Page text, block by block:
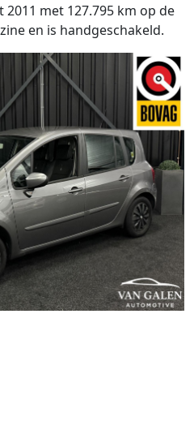
2011 met 127.795 km op de
en is handgeschakeld.